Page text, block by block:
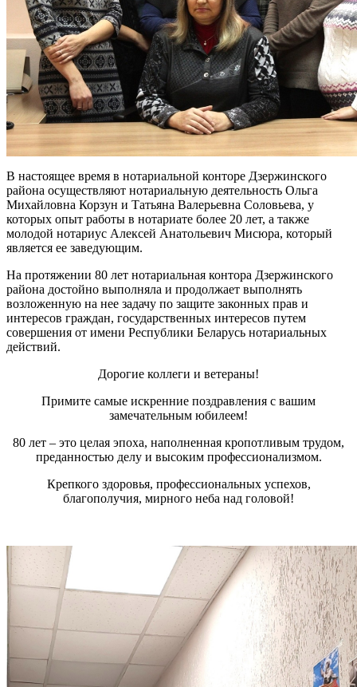
В настоящее время в нотариальной конторе Дзержинского
района осуществляют нотариальную деятельность Ольга
Михайловна Корзун и Татьяна Валерьевна Соловьева, у
которых опыт работы в нотариате более 20 лет, а также
молодой нотариус Алексей Анатольевич Мисюра, который
является ее заведующим.
На протяжении 80 лет нотариальная контора Дзержинского
района достойно выполняла и продолжает выполнять
возложенную на нее задачу по защите законных прав и
интересов граждан, государственных интересов путем
совершения от имени Республики Беларусь нотариальных
действий.
Дорогие коллеги и ветераны!
Примите самые искренние поздравления с вашим
замечательным юбилеем!
80 лет – это целая эпоха, наполненная кропотливым трудом,
преданностью делу и высоким профессионализмом.
Крепкого здоровья, профессиональных успехов,
благополучия, мирного неба над головой!